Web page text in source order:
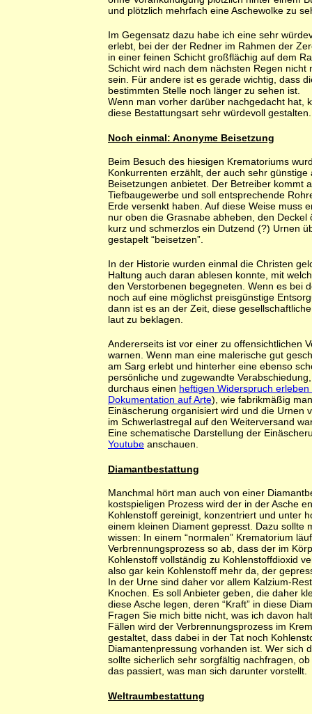
und plötzlich mehrfach eine Aschewolke zu
Im Gegensatz dazu habe ich eine sehr
erlebt, bei der der Redner im Rahmen der
in einer feinen Schicht großflächig auf dem
Schicht wird nach dem nächsten Regen nicht
sein. Für andere ist es gerade wichtig, dass
bestimmten Stelle noch länger zu sehen ist.
Wenn man vorher darüber nachgedacht hat,
diese Bestattungsart sehr würdevoll gestalten.
Noch einmal: Anonyme Beisetzung
Beim Besuch des hiesigen Krematoriums
Konkurrenten erzählt, der auch sehr günstige
Beisetzungen anbietet. Der Betreiber kommt
Tiefbaugewerbe und soll entsprechende
Erde versenkt haben. Auf diese Weise muss
nur oben die Grasnabe abheben, den Deckel
kurz und schmerzlos ein Dutzend (?) Urnen
gestapelt “beisetzen”.
In der Historie wurden einmal die Christen
Haltung auch daran ablesen konnte, mit
den Verstorbenen begegneten. Wenn es bei
noch auf eine möglichst preisgünstige
dann ist es an der Zeit, diese
laut zu beklagen.
Andererseits ist vor einer zu offensichtlichen
warnen. Wenn man eine malerische gut
am Sarg erlebt und hinterher eine ebenso
persönliche und zugewandte
durchaus einen heftigen Widerspruch erleben
Dokumentation auf Arte), wie fabrikmäßig
Einäscherung organisiert wird und die Urnen
im Schwerlastregal auf den Weiterversand
Eine schematische Darstellung der
Youtube anschauen.
Diamantbestattung
Manchmal hört man auch von einer
kostspieligen Prozess wird der in der Asche
Kohlenstoff gereinigt, konzentriert und unter
einem kleinen Diament gepresst. Dazu sollte
wissen: In einem “normalen” Krematorium
Verbrennungsprozess so ab, dass der im
Kohlenstoff vollständig zu Kohlenstoffdioxid
also gar kein Kohlenstoff mehr da, der
In der Urne sind daher vor allem Kalzium-
Knochen. Es soll Anbieter geben, die daher
diese Asche legen, deren “Kraft” in diese
Fragen Sie mich bitte nicht, was ich davon
Fällen wird der Verbrennungsprozess im
gestaltet, dass dabei in der Tat noch
Diamantenpressung vorhanden ist. Wer sich
sollte sicherlich sehr sorgfältig nachfragen,
das passiert, was man sich darunter vorstellt.
Weltraumbestattung